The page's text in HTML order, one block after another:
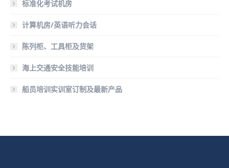
标准化考试机房
计算机房/英语听力会话
陈列柜、工具柜及货架
海上交通安全技能培训
船员培训实训室订制及最新产品